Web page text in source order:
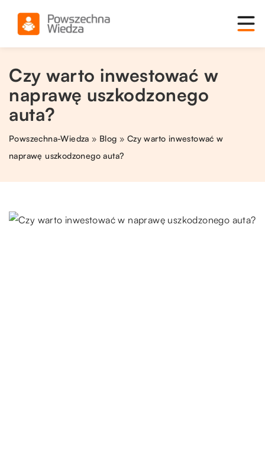
Czy warto inwestować w
naprawę uszkodzonego
auta?
Powszechna-Wiedza » Blog » Czy warto inwestować w
naprawę uszkodzonego auta?